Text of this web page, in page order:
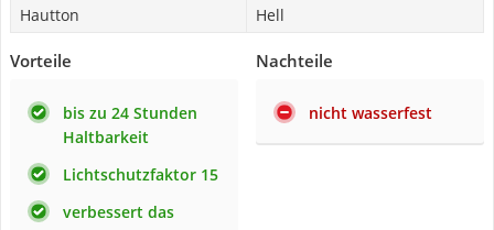
Hautton
Hell
Vorteile
bis zu 24 Stunden
Haltbarkeit
Lichtschutzfaktor 15
verbessert das
Nachteile
nicht wasserfest